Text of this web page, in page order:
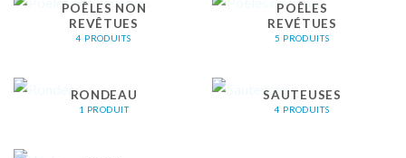
POÊLES NON
REVÊTUES
4 PRODUITS
POÊLES
REVÉTUES
5 PRODUITS
RONDEAU
1 PRODUIT
SAUTEUSES
4 PRODUITS